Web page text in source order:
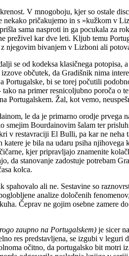
V mnogoboju, kjer so ostale
pričakujemo in s »kužkom v
sama nasproti in ga pocukala za
kar dve leti. Kljub temu
njegovim bivanjem v Lizboni ali
se od kodeksa klasičnega potopisa,
občutek, da Gradišnik nima
bi se torej počutili
na primer resnicoljubno poroča o
Portugalskem. Žal, kot vemo,
le da je primarno orodje prvega
Bourdainovim šalam ter
v restavraciji El Bulli, pa kar ne
je bila na udaru psiha
kjer pripravljajo znamenite
da stanovanje zadostuje potrebam
kolca.
ali ne. Sestavine so
analize določenih
Čeprav ne gojim osebne zamere
zaupno na Portugalskem) je sicer
res predstavljena, se izgubi v
očitno, da portugalsko bit motri